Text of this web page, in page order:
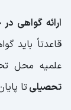
ارائه گواهی
قاعدتاً باید
علمیه محل
تحصیلیتا